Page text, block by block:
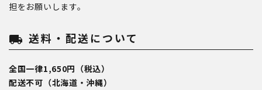
担をお願いします。
local_shipping 送料・配送について
全国一律1,650円（税込）
配送不可（北海道・沖縄）